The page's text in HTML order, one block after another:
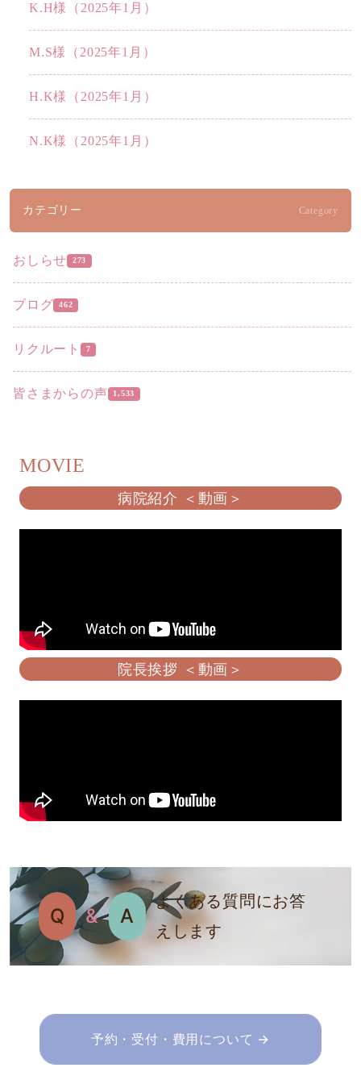
K.H様（2025年1月）
M.S様（2025年1月）
H.K様（2025年1月）
N.K様（2025年1月）
カテゴリー Category
おしらせ 273
ブログ 462
リクルート 7
皆さまからの声 1,533
MOVIE
病院紹介 ＜動画＞
院長挨拶 ＜動画＞
Q & A
よくある質問にお答
えします
予約・受付・費用について →